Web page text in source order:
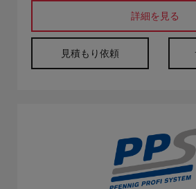
詳細を見る
見積もり依頼